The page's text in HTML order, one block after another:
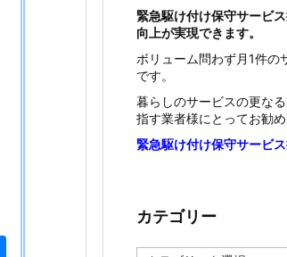
緊急駆け付け保守サービ
向上が実現できます。
ボリューム問わず月1件の
です。
暮らしのサービスの更な
指す業者様にとってお勧め
緊急駆け付け保守サービ
カテゴリー